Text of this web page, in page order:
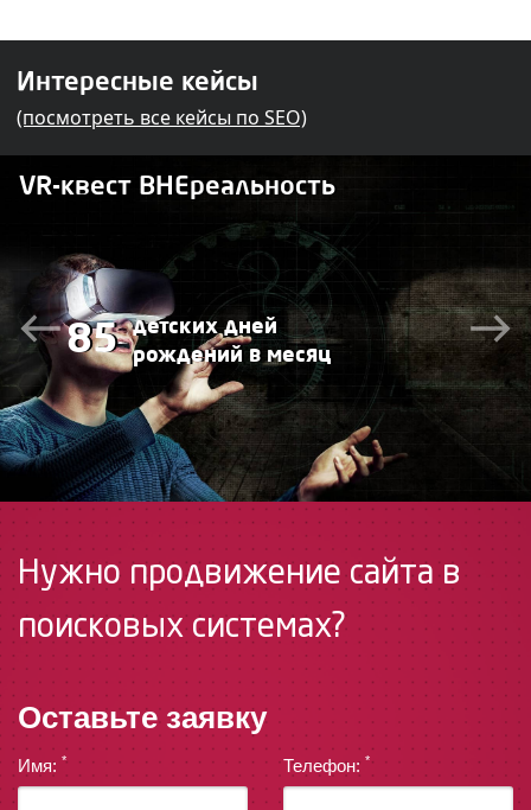
Интересные кейсы
(посмотреть все кейсы по SEO)
VR-квест ВНЕреальность
85
детских дней
рождений в месяц
Нужно продвижение сайта в
поисковых системах?
Оставьте заявку
Имя: * Телефон: *